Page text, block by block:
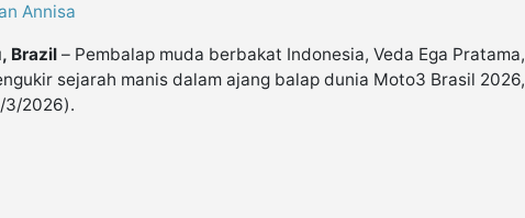
Annisa
Brazil – Pembalap muda berbakat Indonesia, Veda Ega Pratama,
sejarah manis dalam ajang balap dunia Moto3 Brasil 2026,
3/2026).